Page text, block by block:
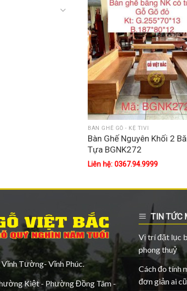
BÀN GHẾ GỖ - KỆ TIVI
Bàn Ghế Nguyên Khối 2
Tựa BGNK272
Liên hệ: 0367.94.9999
Tường- Vĩnh Phúc.
Kiệt - Phường Đồng Tâm -
TIN TỨC
Vị trí đặt lục
phong thuỷ
Cách đo tính
đơn giản ai